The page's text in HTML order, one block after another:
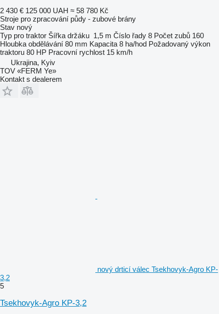
2 430 € 125 000 UAH ≈ 58 780 Kč
Stroje pro zpracování půdy - zubové brány
Stav nový
Typ pro traktor Šířka držáku 1,5 m Číslo řady 8 Počet zubů 160
Hloubka obdělávání 80 mm Kapacita 8 ha/hod Požadovaný výkon
traktoru 80 HP Pracovní rychlost 15 km/h
Ukrajina, Kyiv
TOV «FERM Ye»
Kontakt s dealerem
nový drticí válec Tsekhovyk-Agro KP-
3,2
5
Tsekhovyk-Agro KP-3,2